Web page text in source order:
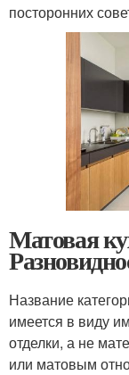
посторонних
Матовая
Название
имеется в виду
отделки, а не
или матовым